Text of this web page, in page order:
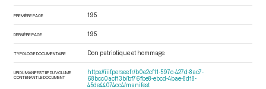
PREMIÈRE PAGE 195
DERNIÈRE PAGE 195
TYPOLOGIE DOCUMENTAIRE Don patriotique et hommage
URI DU MANIFEST IIIF DU VOLUME
CONTENANT LE DOCUMENT
https://iiif.persee.fr/b0e2cf11-597c-427d-8ac7-
68bcc0acf13b/bf76fbe8-ebcd-4bae-8d18-
45de44074cc4/manifest